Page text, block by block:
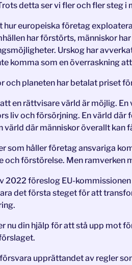
detta ser vi fler och fler steg i
hur europeiska företag
har förstörts, människor
Urskog har
komma som en överraskning
och planeten har betalat priset
en rättvisare värld är möjlig.
liv och försörjning. En värld
värld där människor överallt kan
som håller företag ansvariga
och förstörelse. Men ramverken
2022 föreslog EU-
det första steget för att
nu din hjälp för att stå upp mot
upprättandet av regler